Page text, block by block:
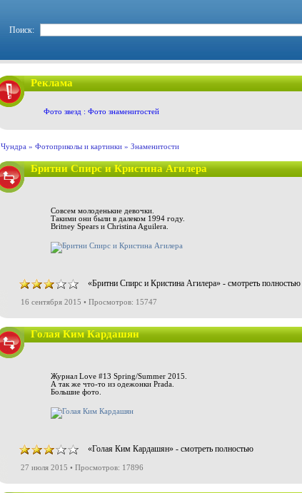
Поиск:
Реклама
Фото звезд : Фото знаменитостей
Чундра » Фотоприколы и картинки » Знаменитости
Бритни Спирс и Кристина Агилера
Совсем молоденькие девочки.
Такими они были в далеком 1994 году.
Britney Spears и Christina Aguilera.
«Бритни Спирс и Кристина Агилера» - смотреть полностью
16 сентября 2015 • Просмотров: 15747
Голая Ким Кардашян
Журнал Love #13 Spring/Summer 2015.
А так же что-то из одежонки Prada.
Большие фото.
«Голая Ким Кардашян» - смотреть полностью
27 июля 2015 • Просмотров: 17896